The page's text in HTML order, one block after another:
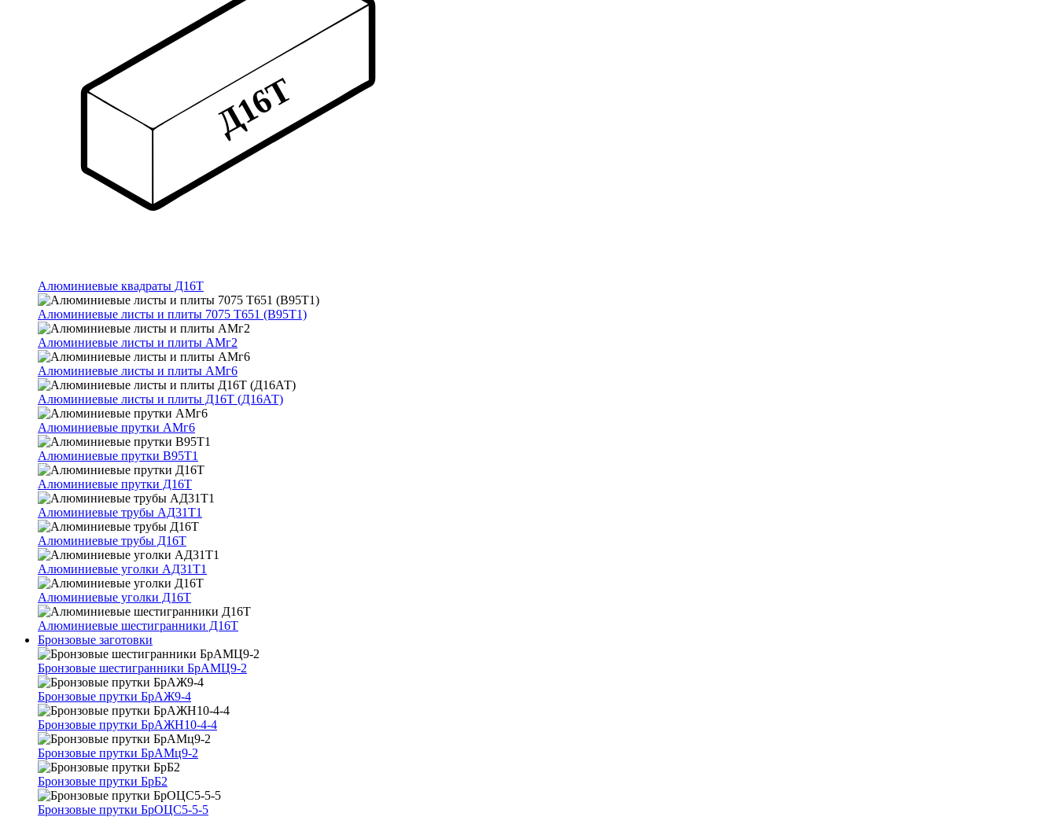
Алюминиевые квадраты Д16Т
Алюминиевые листы и плиты 7075 Т651 (В95Т1)
Алюминиевые листы и плиты АМг2
Алюминиевые листы и плиты АМг6
Алюминиевые листы и плиты Д16Т (Д16АТ)
Алюминиевые прутки АМг6
Алюминиевые прутки В95Т1
Алюминиевые прутки Д16Т
Алюминиевые трубы АД31Т1
Алюминиевые трубы Д16Т
Алюминиевые уголки АД31Т1
Алюминиевые уголки Д16Т
Алюминиевые шестигранники Д16Т
Бронзовые заготовки
Бронзовые шестигранники БрАМЦ9-2
Бронзовые прутки БрАЖ9-4
Бронзовые прутки БрАЖН10-4-4
Бронзовые прутки БрАМц9-2
Бронзовые прутки БрБ2
Бронзовые прутки БрОЦС5-5-5